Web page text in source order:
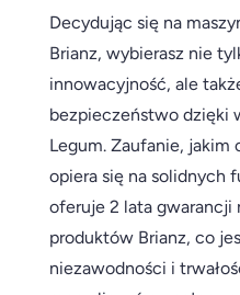
Decydując się na
Brianz, wybierasz nie
innowacyjność, ale
bezpieczeństwo dzięki
Legum. Zaufanie, jakim
opiera się na solidnych
oferuje 2 lata gwarancji
produktów Brianz, co
niezawodności i